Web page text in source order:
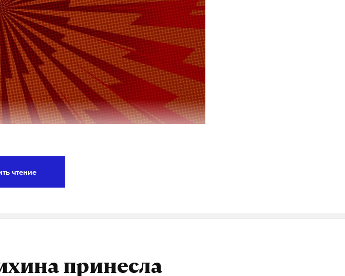
часа ночи, содержало два
говорил очень сегодня».
чтение
принесла